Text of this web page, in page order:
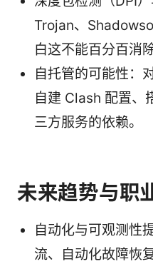
Trojan、
白这不能百分百消
自托管的可能性：
自建 Clash 配置、
三方服务的依赖。
未来趋势与职
自动化与可观测性
流、自动化故障恢